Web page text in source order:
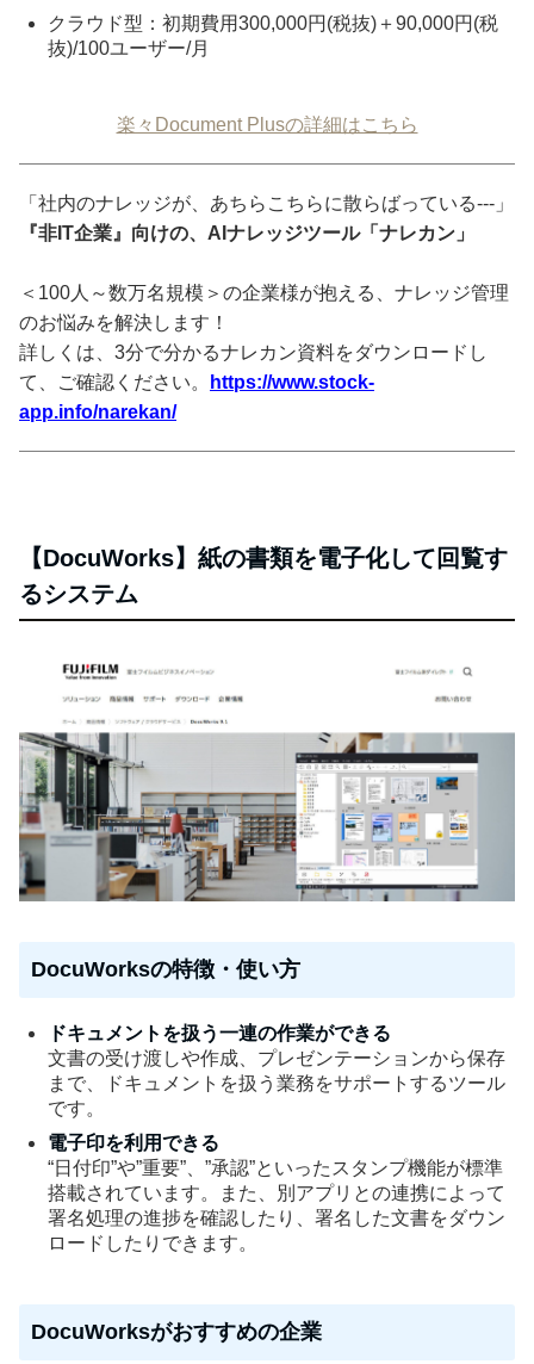
クラウド型：初期費用300,000円(税抜)＋90,000円(税
抜)/100ユーザー/月
楽々Document Plusの詳細はこちら
「社内のナレッジが、あちらこちらに散らばっている---」
『非IT企業』向けの、AIナレッジツール「ナレカン」
＜100人～数万名規模＞の企業様が抱える、ナレッジ管理
のお悩みを解決します！
詳しくは、3分で分かるナレカン資料をダウンロードし
て、ご確認ください。
https://www.stock-
app.info/narekan/
【DocuWorks】紙の書類を電子化して回覧す
るシステム
DocuWorksの特徴・使い方
ドキュメントを扱う一連の作業ができる
文書の受け渡しや作成、プレゼンテーションから保存
まで、ドキュメントを扱う業務をサポートするツール
です。
電子印を利用できる
“日付印”や”重要”、”承認”といったスタンプ機能が標準
搭載されています。また、別アプリとの連携によって
署名処理の進捗を確認したり、署名した文書をダウン
ロードしたりできます。
DocuWorksがおすすめの企業